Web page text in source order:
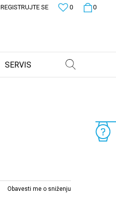
0
0
REGISTRUJTE SE
SERVIS
Obavesti me o sniženju